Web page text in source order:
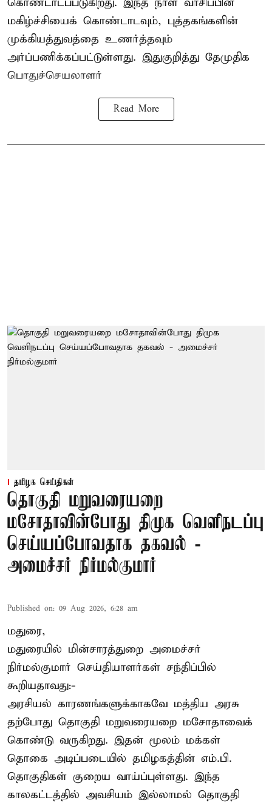
மகிழ்ச்சியைக் கொண்டாடவும், புத்தகங்களின்
முக்கியத்துவத்தை உணர்த்தவும்
அர்ப்பணிக்கப்பட்டுள்ளது. இதுகுறித்து தேமுதிக
பொதுச்செயலாளர்
Read More
தமிழக செய்திகள்
தொகுதி மறுவரையறை
மசோதாவின்போது திமுக வெளிநடப்பு
செய்யப்போவதாக தகவல் -
அமைச்சர் நிர்மல்குமார்
Published on: 09 Aug 2026, 6:28 am
மதுரை,
மதுரையில் மின்சாரத்துறை அமைச்சர்
நிர்மல்குமார் செய்தியாளர்கள் சந்திப்பில்
கூறியதாவது:-
அரசியல் காரணங்களுக்காகவே மத்திய அரசு
தற்போது தொகுதி மறுவரையறை மசோதாவைக்
கொண்டு வருகிறது. இதன் மூலம் மக்கள்
தொகை அடிப்படையில் தமிழகத்தின் எம்.பி.
தொகுதிகள் குறைய வாய்ப்புள்ளது. இந்த
காலகட்டத்தில் அவசியம் இல்லாமல் தொகுதி